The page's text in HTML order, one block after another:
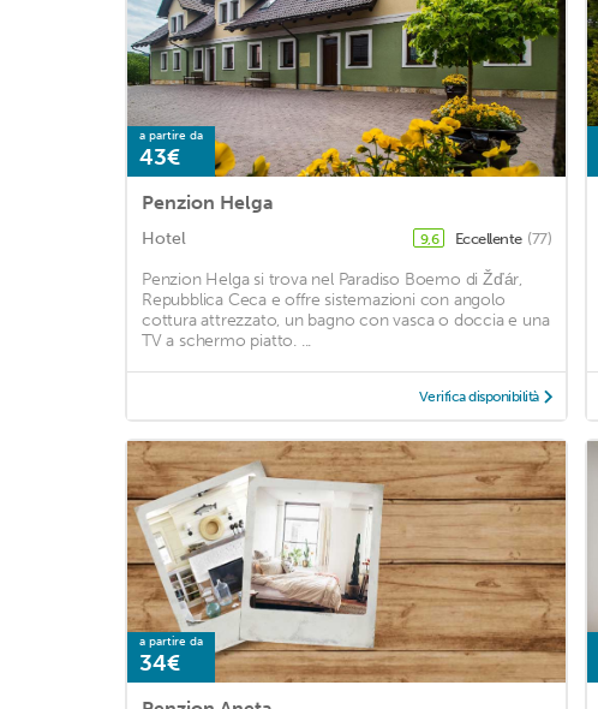
a partire da
43€
Penzion Helga
Hotel 9,6 Eccellente (77)
Penzion Helga si trova nel Paradiso Boemo di Žďár,
Repubblica Ceca e offre sistemazioni con angolo
cottura attrezzato, un bagno con vasca o doccia e una
TV a schermo piatto. ...
Verifica disponibilità
a partire da
34€